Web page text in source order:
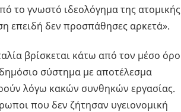
το γνωστό ιδεολόγημα της ατομικής
επειδή δεν προσπάθησες αρκετά».
βρίσκεται κάτω από τον μέσο όρο
σύστημα με αποτέλεσμα
λόγω κακών συνθηκών εργασίας.
που δεν ζήτησαν υγειονομική